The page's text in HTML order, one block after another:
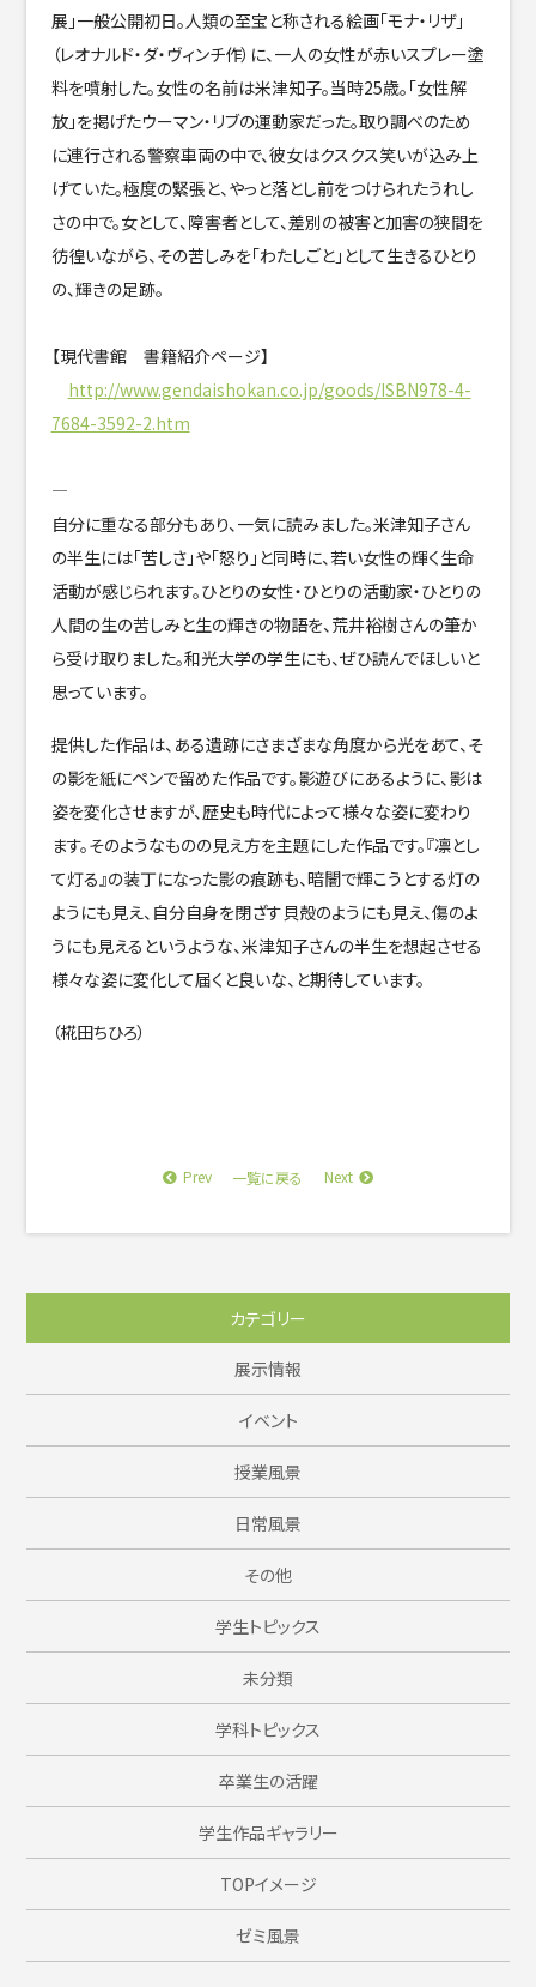
展」一般公開初日。人類の至宝と称される絵画「モナ・リザ」
（レオナルド・ダ・ヴィンチ作）に、一人の女性が赤いスプレー塗
料を噴射した。女性の名前は米津知子。当時25歳。「女性解
放」を掲げたウーマン・リブの運動家だった。取り調べのため
に連行される警察車両の中で、彼女はクスクス笑いが込み上
げていた。極度の緊張と、やっと落とし前をつけられたうれし
さの中で。女として、障害者として、差別の被害と加害の狭間を
彷徨いながら、その苦しみを「わたしごと」として生きるひとり
の、輝きの足跡。
【現代書館 書籍紹介ページ】
http://www.gendaishokan.co.jp/goods/ISBN978-4-
7684-3592-2.htm
—
自分に重なる部分もあり、一気に読みました。米津知子さん
の半生には「苦しさ」や「怒り」と同時に、若い女性の輝く生命
活動が感じられます。ひとりの女性・ひとりの活動家・ひとりの
人間の生の苦しみと生の輝きの物語を、荒井裕樹さんの筆か
ら受け取りました。和光大学の学生にも、ぜひ読んでほしいと
思っています。
提供した作品は、ある遺跡にさまざまな角度から光をあて、そ
の影を紙にペンで留めた作品です。影遊びにあるように、影は
姿を変化させますが、歴史も時代によって様々な姿に変わり
ます。そのようなものの見え方を主題にした作品です。『凛とし
て灯る』の装丁になった影の痕跡も、暗闇で輝こうとする灯の
ようにも見え、自分自身を閉ざす貝殻のようにも見え、傷のよ
うにも見えるというような、米津知子さんの半生を想起させる
様々な姿に変化して届くと良いな、と期待しています。
（椛田ちひろ）
Prev 一覧に戻る Next
カテゴリー
展示情報
イベント
授業風景
日常風景
その他
学生トピックス
未分類
学科トピックス
卒業生の活躍
学生作品ギャラリー
TOPイメージ
ゼミ風景